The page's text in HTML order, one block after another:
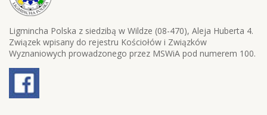
Ligmincha Polska z siedzibą w Wildze (08-470), Aleja Huberta 4.
Związek wpisany do rejestru Kościołów i Związków
Wyznaniowych prowadzonego przez MSWiA pod numerem 100.